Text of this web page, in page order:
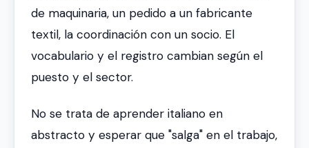
de maquinaria, un pedido a un fabricante
textil, la coordinación con un socio. El
vocabulario y el registro cambian según el
puesto y el sector.
No se trata de aprender italiano en
abstracto y esperar que "salga" en el trabajo,